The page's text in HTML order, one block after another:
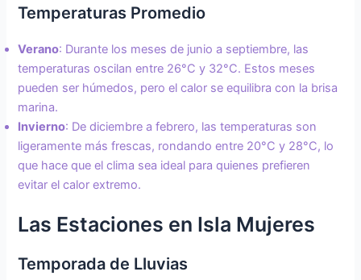
Temperaturas Promedio
Verano: Durante los meses de junio a septiembre, las
temperaturas oscilan entre 26°C y 32°C. Estos meses
pueden ser húmedos, pero el calor se equilibra con la brisa
marina.
Invierno: De diciembre a febrero, las temperaturas son
ligeramente más frescas, rondando entre 20°C y 28°C, lo
que hace que el clima sea ideal para quienes prefieren
evitar el calor extremo.
Las Estaciones en Isla Mujeres
Temporada de Lluvias